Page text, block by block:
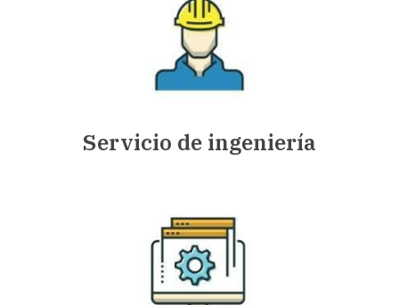
Servicio de ingeniería